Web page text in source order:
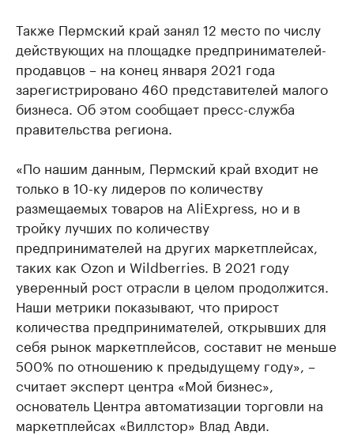
Также Пермский край занял 12 место по числу
действующих на площадке предпринимателей-
продавцов – на конец января 2021 года
зарегистрировано 460 представителей малого
бизнеса. Об этом сообщает пресс-служба
правительства региона.
«По нашим данным, Пермский край входит не
только в 10-ку лидеров по количеству
размещаемых товаров на AliExpress, но и в
тройку лучших по количеству
предпринимателей на других маркетплейсах,
таких как Ozon и Wildberries. В 2021 году
уверенный рост отрасли в целом продолжится.
Наши метрики показывают, что прирост
количества предпринимателей, открывших для
себя рынок маркетплейсов, составит не меньше
500% по отношению к предыдущему году», –
считает эксперт центра «Мой бизнес»,
основатель Центра автоматизации торговли на
маркетплейсах «Виллстор» Влад Авди.